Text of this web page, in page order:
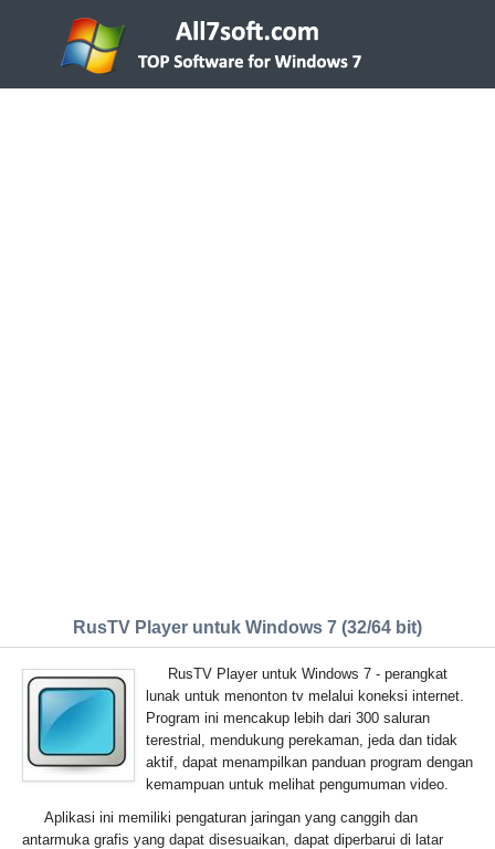
RusTV Player untuk Windows 7 (32/64 bit)
RusTV Player untuk Windows 7 - perangkat
lunak untuk menonton tv melalui koneksi internet.
Program ini mencakup lebih dari 300 saluran
terestrial, mendukung perekaman, jeda dan tidak
aktif, dapat menampilkan panduan program dengan
kemampuan untuk melihat pengumuman video.
Aplikasi ini memiliki pengaturan jaringan yang canggih dan
antarmuka grafis yang dapat disesuaikan, dapat diperbarui di latar